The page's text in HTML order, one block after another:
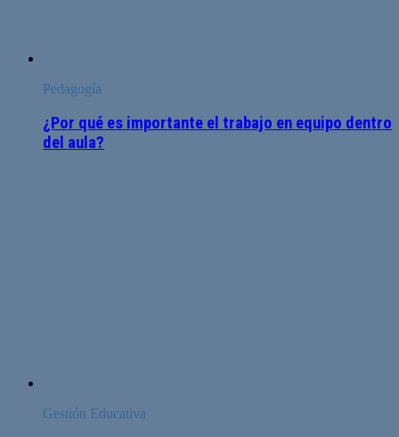
Pedagogía
¿Por qué es importante el trabajo en equipo dentro
del aula?
Gestión Educativa